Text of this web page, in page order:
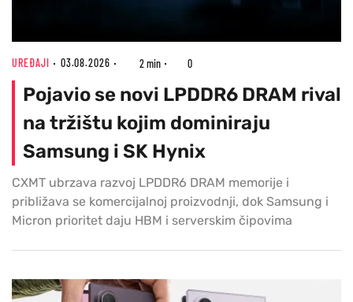
UREĐAJI 03.08.2026 2 min 0
Pojavio se novi LPDDR6 DRAM rival
na tržištu kojim dominiraju
Samsung i SK Hynix
CXMT ubrzava razvoj LPDDR6 DRAM memorije i
približava se komercijalnoj proizvodnji, dok Samsung i
Micron prioritet daju HBM i serverskim čipovima